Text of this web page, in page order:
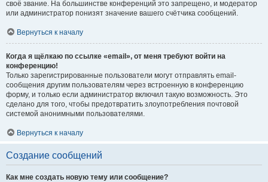
своё звание. На большинстве конференций это запрещено, и модератор
или администратор понизят значение вашего счётчика сообщений.
Вернуться к началу
Когда я щёлкаю по ссылке «email», от меня требуют войти на
конференцию!
Только зарегистрированные пользователи могут отправлять email-
сообщения другим пользователям через встроенную в конференцию
форму, и только если администратор включил такую возможность. Это
сделано для того, чтобы предотвратить злоупотребления почтовой
системой анонимными пользователями.
Вернуться к началу
Создание сообщений
Как мне создать новую тему или сообщение?